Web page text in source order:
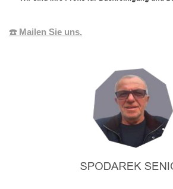
☎️ Mailen Sie uns.